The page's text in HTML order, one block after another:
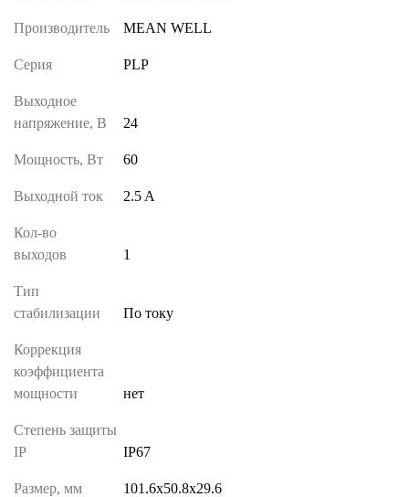
Производитель MEAN WELL
Серия PLP
Выходное
напряжение, В
24
Мощность, Вт 60
Выходной ток 2.5 A
Кол-во
выходов
1
Тип
стабилизации
По току
Коррекция
коэффициента
мощности
нет
Степень защиты
IP
IP67
Размер, мм 101.6х50.8х29.6